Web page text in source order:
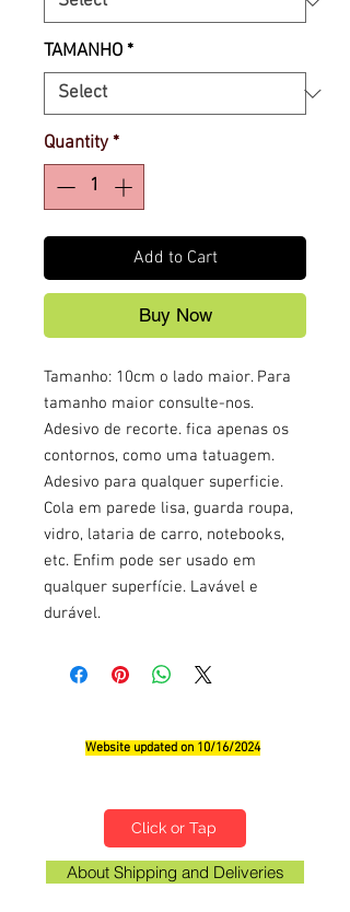
TAMANHO *
Quantity *
Add to Cart
Buy Now
Tamanho: 10cm o lado maior. Para
tamanho maior consulte-nos.
Adesivo de recorte. fica apenas os
contornos, como uma tatuagem.
Adesivo para qualquer superficie.
Cola em parede lisa, guarda roupa,
vidro, lataria de carro, notebooks,
etc. Enfim pode ser usado em
qualquer superfície. Lavável e
durável.
Website updated on 10/16/2024
Click or Tap
About Shipping and Deliveries